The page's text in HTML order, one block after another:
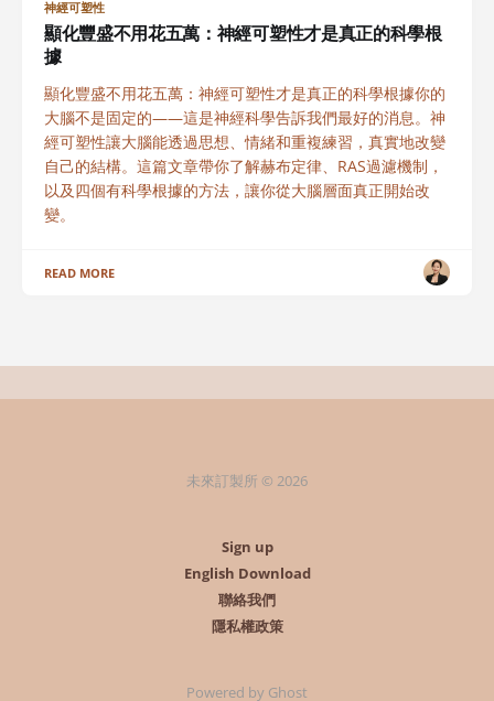
神經可塑性
顯化豐盛不用花五萬：神經可塑性才是真正的科學根
據
顯化豐盛不用花五萬：神經可塑性才是真正的科學根據你的
大腦不是固定的——這是神經科學告訴我們最好的消息。神
經可塑性讓大腦能透過思想、情緒和重複練習，真實地改變
自己的結構。這篇文章帶你了解赫布定律、RAS過濾機制，
以及四個有科學根據的方法，讓你從大腦層面真正開始改
變。
READ MORE
未來訂製所 © 2026
Sign up
English Download
聯絡我們
隱私權政策
Powered by Ghost